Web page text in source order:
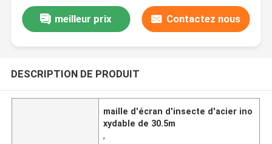
meilleur prix Contactez nous
DESCRIPTION DE PRODUIT
maille d'écran d'insecte d'acier ino
xydable de 30.5m
,